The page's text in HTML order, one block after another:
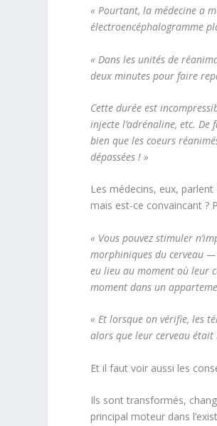
« Pourtant, la médecine a
électroencéphalogramme
« Dans les unités de
deux minutes pour faire
Cette durée est
injecte l’adrénaline, etc.
bien que les coeurs
dépassées ! »
Les médecins, eux,
mais est-ce convaincant ?
« Vous pouvez stimuler
morphiniques du cerveau —
eu lieu au moment où leur
moment dans un
« Et lorsque on vérifie, les
alors que leur cerveau était
Et il faut voir aussi les
Ils sont transformés,
principal moteur dans